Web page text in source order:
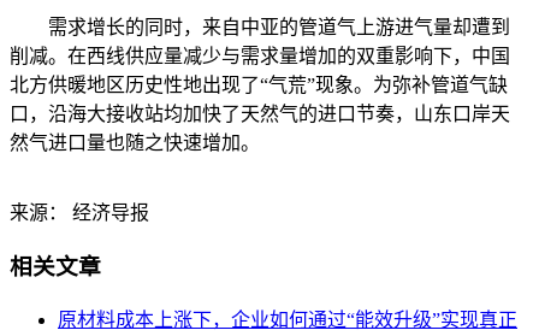
需求增长的同时，来自中亚的管道气上游进气量却遭到
削减。在西线供应量减少与需求量增加的双重影响下，中国
北方供暖地区历史性地出现了“气荒”现象。为弥补管道气缺
口，沿海大接收站均加快了天然气的进口节奏，山东口岸天
然气进口量也随之快速增加。
来源： 经济导报
相关文章
原材料成本上涨下，企业如何通过“能效升级”实现真正